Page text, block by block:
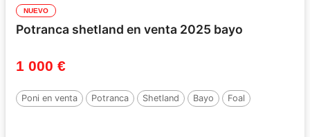
NUEVO
Potranca shetland en venta 2025 bayo
1 000 €
Poni en venta Potranca Shetland Bayo Foal